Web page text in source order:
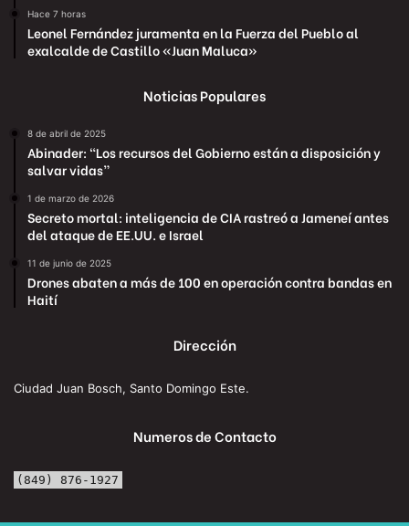
Hace 7 horas
Leonel Fernández juramenta en la Fuerza del Pueblo al
exalcalde de Castillo «Juan Maluca»
Noticias Populares
8 de abril de 2025
Abinader: “Los recursos del Gobierno están a disposición y
salvar vidas”
1 de marzo de 2026
Secreto mortal: inteligencia de CIA rastreó a Jameneí antes
del ataque de EE.UU. e Israel
11 de junio de 2025
Drones abaten a más de 100 en operación contra bandas en
Haití
Dirección
Ciudad Juan Bosch, Santo Domingo Este.
Numeros de Contacto
(849) 876-1927